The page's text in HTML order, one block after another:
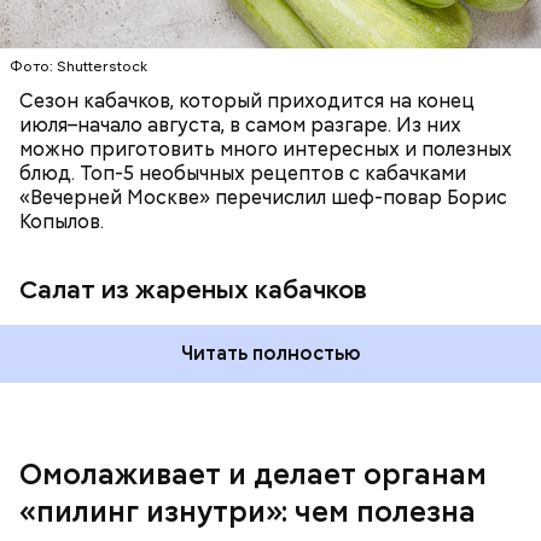
Фото: Shutterstock
Сезон кабачков, который приходится на конец
июля–начало августа, в самом разгаре. Из них
можно приготовить много интересных и полезных
блюд. Топ-5 необычных рецептов с кабачками
«Вечерней Москве» перечислил шеф-повар Борис
Копылов.
Салат из жареных кабачков
Читать полностью
Омолаживает и делает органам
«пилинг изнутри»: чем полезна
кремний — укрепляет кости, зубы, волосы и
ногти и оказывает омолаживающее действие;
клетчатка — достаточно нежная и забирает
излишки холестерина, сахара и соли тяжелых
Вред дыни
Фото: Shutterstock
А врач-эндокринолог Алексей Калинчев рассказал,
что существует множество блюд, где используют
заверил специалист.